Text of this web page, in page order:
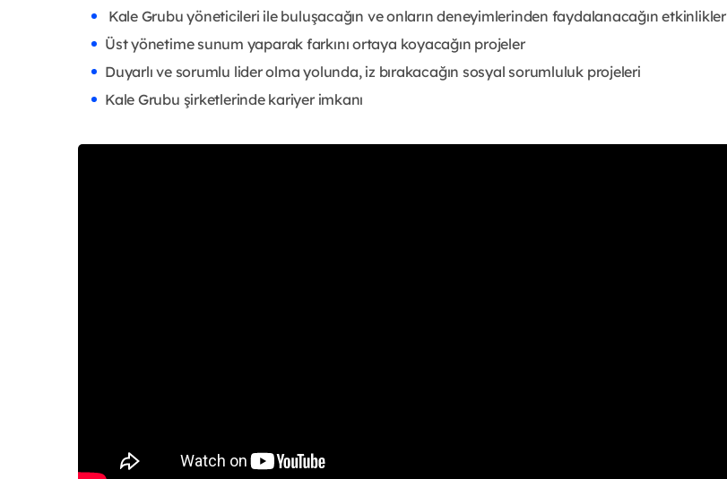
Kale Grubu yöneticileri ile buluşacağın ve onların deneyimlerinden faydalanacağın etkinlikler
Üst yönetime sunum yaparak farkını ortaya koyacağın projeler
Duyarlı ve sorumlu lider olma yolunda, iz bırakacağın sosyal sorumluluk projeleri
Kale Grubu şirketlerinde kariyer imkanı